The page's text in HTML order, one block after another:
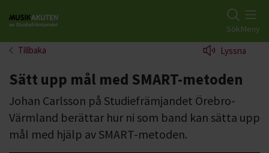
Gå till studiefrämjandets startsida SökMeny
Tillbaka Lyssna
Sätt upp mål med SMART-metoden
Johan Carlsson på Studiefrämjandet Örebro-
Värmland berättar hur ni som band kan sätta upp
mål med hjälp av SMART-metoden.